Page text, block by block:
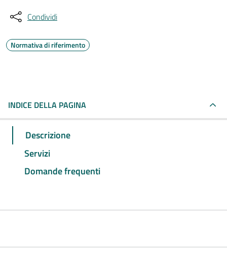
Condividi
Normativa di riferimento
INDICE DELLA PAGINA
Descrizione
Servizi
Domande frequenti